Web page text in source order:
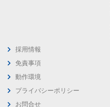
採用情報
免責事項
動作環境
プライバシーポリシー
お問合せ